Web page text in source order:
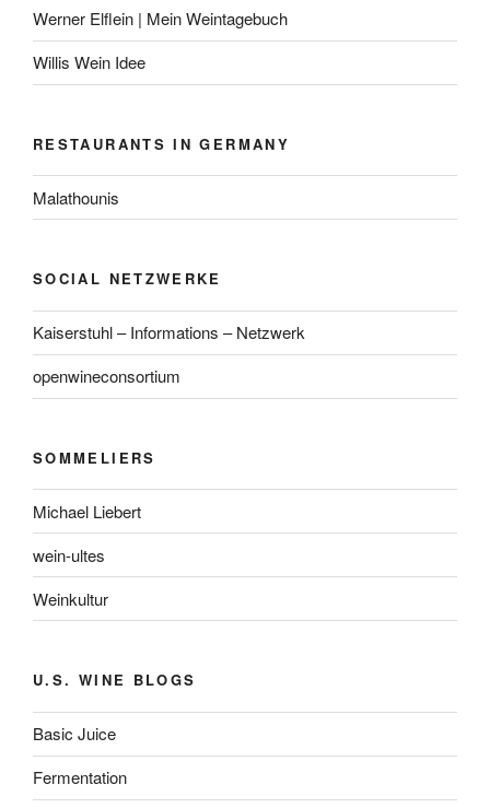
Werner Elflein | Mein Weintagebuch
Willis Wein Idee
RESTAURANTS IN GERMANY
Malathounis
SOCIAL NETZWERKE
Kaiserstuhl – Informations – Netzwerk
openwineconsortium
SOMMELIERS
Michael Liebert
wein-ultes
Weinkultur
U.S. WINE BLOGS
Basic Juice
Fermentation